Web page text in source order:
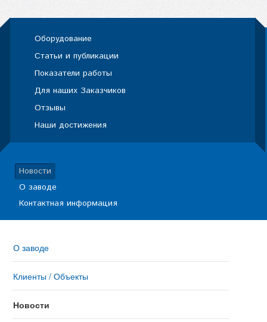
Оборудование
Статьи и публикации
Показатели работы
Для наших Заказчиков
Отзывы
Наши достижения
Новости
О заводе
Контактная информация
О заводе
Клиенты / Объекты
Новости